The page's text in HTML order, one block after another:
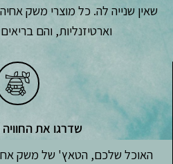
שאין שנייה לה. כל מוצרי משק
וארטיזנליות, והם
שדרגו את החוויה
האוכל שלכם, הטאץ' של משק